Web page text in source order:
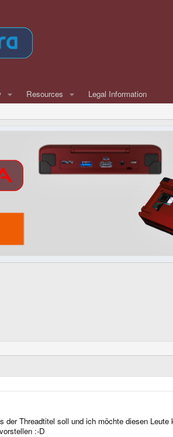
Resources Legal Information
Threadtitel soll und ich möchte diesen
:-D